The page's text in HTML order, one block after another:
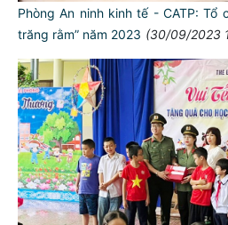
Phòng An ninh kinh tế - CATP: Tổ
trăng rằm” năm 2023 (30/09/2023